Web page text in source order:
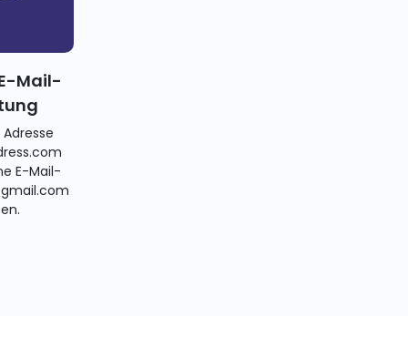
Mail-
E-Mail-